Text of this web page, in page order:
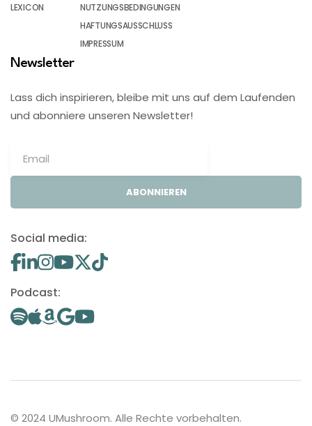
LEXICON
NUTZUNGSBEDINGUNGEN
HAFTUNGSAUSSCHLUSS
IMPRESSUM
Newsletter
Lass dich inspirieren, bleibe mit uns auf dem Laufenden
und abonniere unseren Newsletter!
ABONNIEREN
Social media:
Podcast:
© 2024 UMushroom. Alle Rechte vorbehalten.